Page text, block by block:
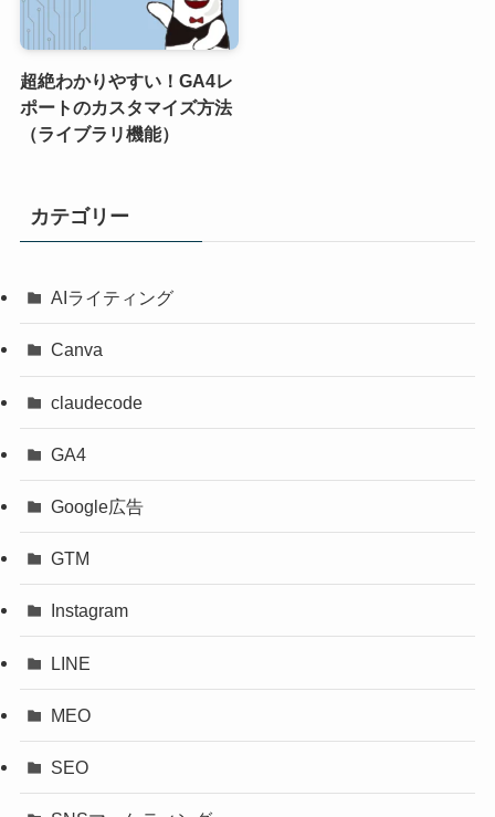
超絶わかりやすい！GA4レ
ポートのカスタマイズ方法
（ライブラリ機能）
カテゴリー
AIライティング
Canva
claudecode
GA4
Google広告
GTM
Instagram
LINE
MEO
SEO